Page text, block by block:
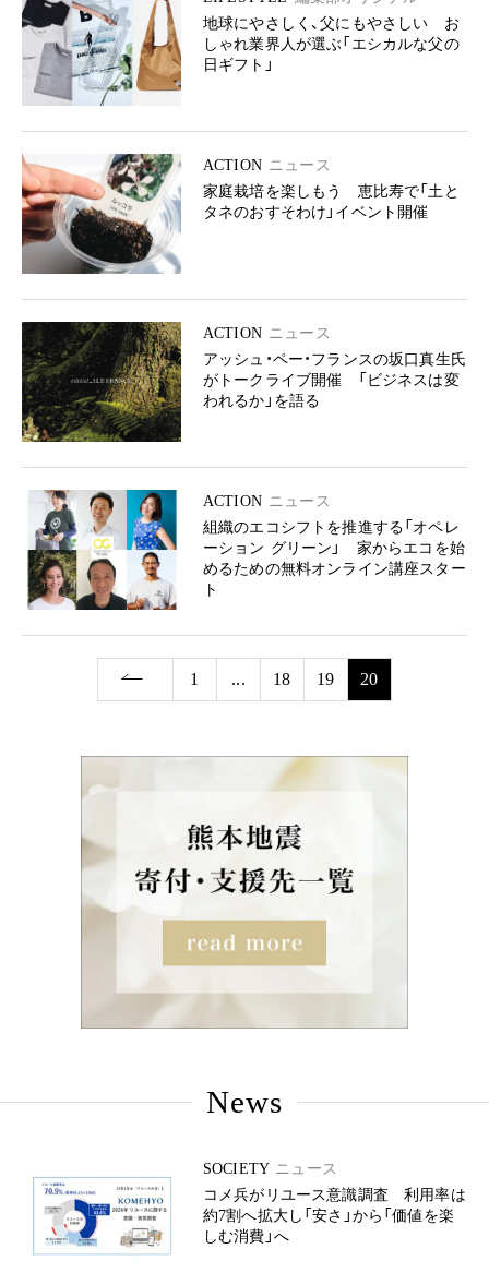
地球にやさしく、父にもやさしい お
しゃれ業界人が選ぶ「エシカルな父の
日ギフト」
ACTION ニュース
家庭栽培を楽しもう 恵比寿で「土と
タネのおすそわけ」イベント開催
ACTION ニュース
アッシュ・ペー・フランスの坂口真生氏
がトークライブ開催 「ビジネスは変
われるか」を語る
ACTION ニュース
組織のエコシフトを推進する「オペレ
ーション グリーン」 家からエコを始
めるための無料オンライン講座スター
ト
1 ... 18 19 20
News
SOCIETY ニュース
コメ兵がリユース意識調査 利用率は
約7割へ拡大し「安さ」から「価値を楽
しむ消費」へ